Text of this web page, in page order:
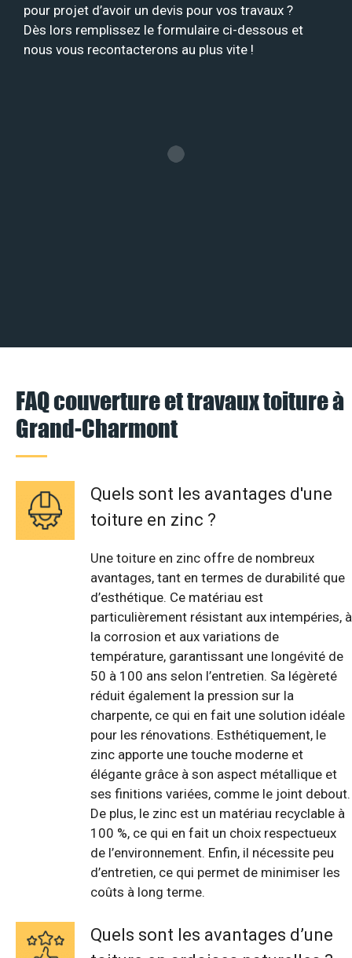
pour projet d’avoir un devis pour vos travaux ?
Dès lors remplissez le formulaire ci-dessous et
nous vous recontacterons au plus vite !
FAQ couverture et travaux toiture à
Grand-Charmont
Quels sont les avantages d'une
toiture en zinc ?
Une toiture en zinc offre de nombreux
avantages, tant en termes de durabilité que
d’esthétique. Ce matériau est
particulièrement résistant aux intempéries, à
la corrosion et aux variations de
température, garantissant une longévité de
50 à 100 ans selon l’entretien. Sa légèreté
réduit également la pression sur la
charpente, ce qui en fait une solution idéale
pour les rénovations. Esthétiquement, le
zinc apporte une touche moderne et
élégante grâce à son aspect métallique et
ses finitions variées, comme le joint debout.
De plus, le zinc est un matériau recyclable à
100 %, ce qui en fait un choix respectueux
de l’environnement. Enfin, il nécessite peu
d’entretien, ce qui permet de minimiser les
coûts à long terme.
Quels sont les avantages d’une